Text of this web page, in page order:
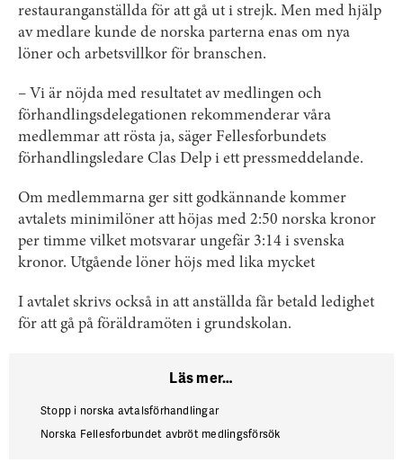
restauranganställda för att gå ut i strejk. Men med hjälp
av medlare kunde de norska parterna enas om nya
löner och arbetsvillkor för branschen.
– Vi är nöjda med resultatet av medlingen och
förhandlingsdelegationen rekommenderar våra
medlemmar att rösta ja, säger Fellesforbundets
förhandlingsledare Clas Delp i ett pressmeddelande.
Om medlemmarna ger sitt godkännande kommer
avtalets minimilöner att höjas med 2:50 norska kronor
per timme vilket motsvarar ungefär 3:14 i svenska
kronor. Utgående löner höjs med lika mycket
I avtalet skrivs också in att anställda får betald ledighet
för att gå på föräldramöten i grundskolan.
Läs mer…
Stopp i norska avtalsförhandlingar
Norska Fellesforbundet avbröt medlingsförsök